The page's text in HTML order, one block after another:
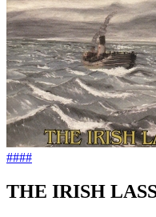
####
THE IRISH